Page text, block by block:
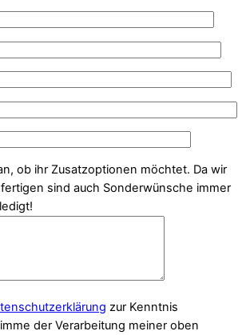
ob ihr Zusatzoptionen möchtet. Da wir
sind auch Sonderwünsche immer
zur Kenntnis
der Verarbeitung meiner oben